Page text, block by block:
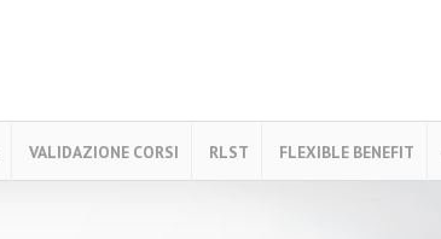
VALIDAZIONE CORSI RLST FLEXIBLE BENEFIT